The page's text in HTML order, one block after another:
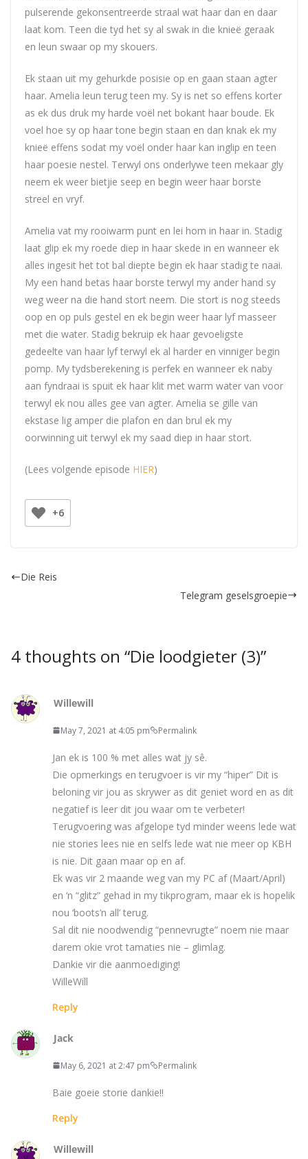
pulserende gekonsentreerde straal wat haar dan en daar
laat kom. Teen die tyd het sy al swak in die knieë geraak
en leun swaar op my skouers.
Ek staan uit my gehurkde posisie op en gaan staan agter
haar. Amelia leun terug teen my. Sy is net so effens korter
as ek dus druk my harde voël net bokant haar boude. Ek
voel hoe sy op haar tone begin staan en dan knak ek my
knieë effens sodat my voël onder haar kan inglip en teen
haar poesie nestel. Terwyl ons onderlywe teen mekaar gly
neem ek weer bietjie seep en begin weer haar borste
streel en vryf.
Amelia vat my rooiwarm punt en lei hom in haar in. Stadig
laat glip ek my roede diep in haar skede in en wanneer ek
alles ingesit het tot bal diepte begin ek haar stadig te naai.
My een hand betas haar borste terwyl my ander hand sy
weg weer na die hand stort neem. Die stort is nog steeds
oop en op puls gestel en ek begin weer haar lyf masseer
met die water. Stadig bekruip ek haar gevoeligste
gedeelte van haar lyf terwyl ek al harder en vinniger begin
pomp. My tydsberekening is perfek en wanneer ek naby
aan fyndraai is spuit ek haar klit met warm water van voor
terwyl ek nou alles gee van agter. Amelia se gille van
ekstase lig amper die plafon en dan brul ek my
oorwinning uit terwyl ek my saad diep in haar stort.
(Lees volgende episode HIER)
+6
Die Reis
Telegram geselsgroepie
4 thoughts on “Die loodgieter (3)”
Willewill
May 7, 2021 at 4:05 pm Permalink
Jan ek is 100 % met alles wat jy sê.
Die opmerkings en terugvoer is vir my “hiper” Dit is
beloning vir jou as skrywer as dit geniet word en as dit
negatief is leer dit jou waar om te verbeter!
Terugvoering was afgelope tyd minder weens lede wat
nie stories lees nie en selfs lede wat nie meer op KBH
is nie. Dit gaan maar op en af.
Ek was vir 2 maande weg van my PC af (Maart/April)
en ‘n “glitz” gehad in my tikprogram, maar ek is hopelik
nou ‘boots’n all’ terug.
Sal dit nie noodwendig “pennevrugte” noem nie maar
darem okie vrot tamaties nie – glimlag.
Dankie vir die aanmoediging!
WilleWill
Reply
Jack
May 6, 2021 at 2:47 pm Permalink
Baie goeie storie dankie!!
Reply
Willewill